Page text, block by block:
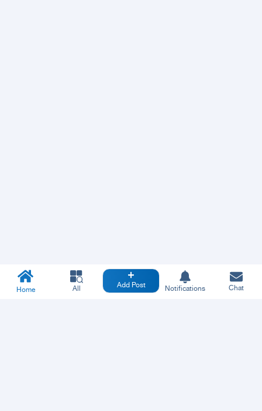
Home All Add Post Notifications Chat